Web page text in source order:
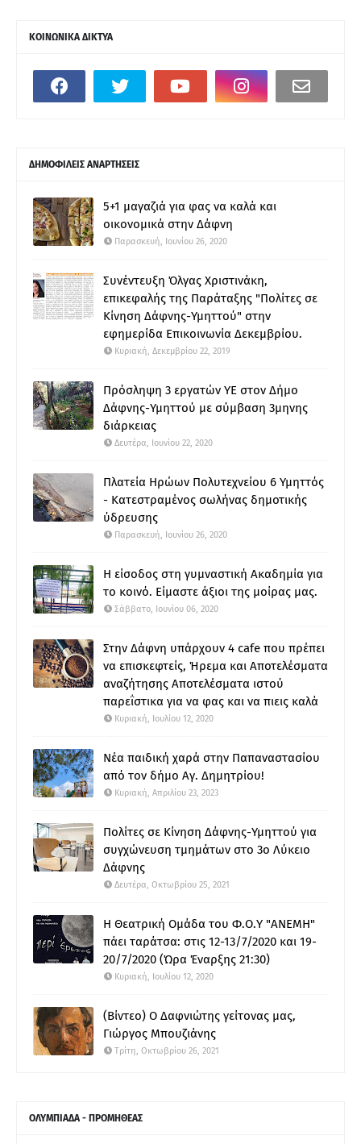
ΚΟΙΝΩΝΙΚΑ ΔΙΚΤΥΑ
ΔΗΜΟΦΙΛΕΙΣ ΑΝΑΡΤΗΣΕΙΣ
5+1 μαγαζιά για φας να καλά και
οικονομικά στην Δάφνη
Παρασκευή, Ιουνίου 26, 2020
Συνέντευξη Όλγας Χριστινάκη,
επικεφαλής της Παράταξης "Πολίτες σε
Κίνηση Δάφνης-Υμηττού" στην
εφημερίδα Επικοινωνία Δεκεμβρίου.
Κυριακή, Δεκεμβρίου 22, 2019
Πρόσληψη 3 εργατών ΥΕ στον Δήμο
Δάφνης-Υμηττού με σύμβαση 3μηνης
διάρκειας
Δευτέρα, Ιουνίου 22, 2020
Πλατεία Ηρώων Πολυτεχνείου 6 Υμηττός
- Κατεστραμένος σωλήνας δημοτικής
ύδρευσης
Παρασκευή, Ιουνίου 26, 2020
Η είσοδος στη γυμναστική Ακαδημία για
το κοινό. Είμαστε άξιοι της μοίρας μας.
Σάββατο, Ιουνίου 06, 2020
Στην Δάφνη υπάρχουν 4 cafe που πρέπει
να επισκεφτείς, Ήρεμα και Αποτελέσματα
αναζήτησης Αποτελέσματα ιστού
παρεΐστικα για να φας και να πιεις καλά
Κυριακή, Ιουλίου 12, 2020
Νέα παιδική χαρά στην Παπαναστασίου
από τον δήμο Αγ. Δημητρίου!
Κυριακή, Απριλίου 23, 2023
Πολίτες σε Κίνηση Δάφνης-Υμηττού για
συγχώνευση τμημάτων στο 3ο Λύκειο
Δάφνης
Δευτέρα, Οκτωβρίου 25, 2021
Η Θεατρική Ομάδα του Φ.Ο.Υ "ΑΝΕΜΗ"
πάει ταράτσα: στις 12-13/7/2020 και 19-
20/7/2020 (Ώρα Έναρξης 21:30)
Κυριακή, Ιουλίου 12, 2020
(Βίντεο) Ο Δαφνιώτης γείτονας μας,
Γιώργος Μπουζιάνης
Τρίτη, Οκτωβρίου 26, 2021
ΟΛΥΜΠΙΑΔΑ - ΠΡΟΜΗΘΕΑΣ